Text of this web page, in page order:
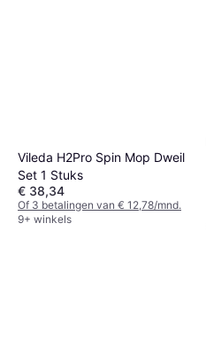
Vileda H2Pro Spin Mop Dweil
Set 1 Stuks
€ 38,34
Of 3 betalingen van € 12,78/mnd.
9+ winkels